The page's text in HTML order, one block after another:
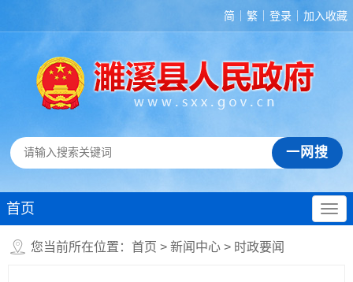
简 繁 登录 加入收藏
首页
您当前所在位置： 首页 > 新闻中心 > 时政要闻